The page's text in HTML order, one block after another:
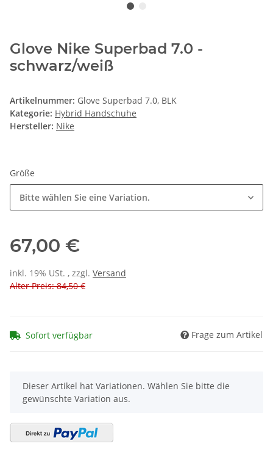
Glove Nike Superbad 7.0 -
schwarz/weiß
Artikelnummer: Glove Superbad 7.0, BLK
Kategorie: Hybrid Handschuhe
Hersteller: Nike
Größe
Bitte wählen Sie eine Variation.
67,00 €
inkl. 19% USt. , zzgl. Versand
Alter Preis: 84,50 €
Sofort verfügbar Frage zum Artikel
x
Dieser Artikel hat Variationen. Wählen Sie bitte die
gewünschte Variation aus.